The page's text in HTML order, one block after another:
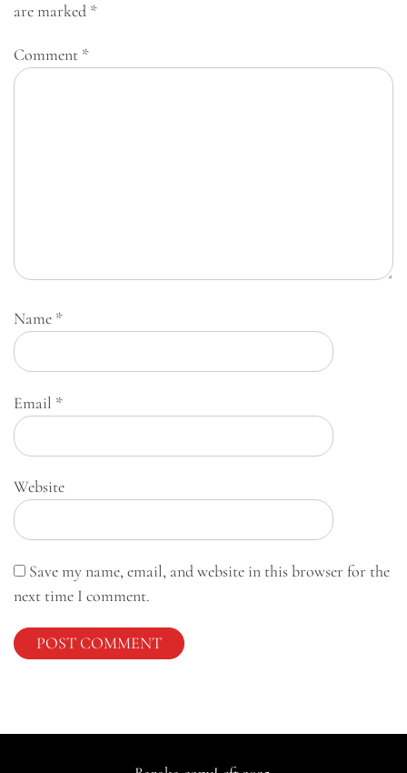
are marked *
Comment *
Name *
Email *
Website
Save my name, email, and website in this browser for the
next time I comment.